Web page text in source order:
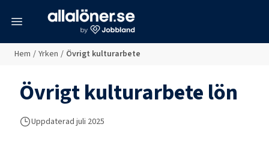
Hem / Yrken / Övrigt kulturarbete
Övrigt kulturarbetelön
Uppdaterad juli 2025